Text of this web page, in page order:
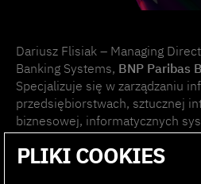
Dariusz Flisiak – Managing
Banking Systems, BNP Paribas
Specjalizuje się w zarządzaniu
przedsiębiorstwach, sztucznej
biznesowej, informatycznych
oraz zarządzaniu wynikami i
PLIKI COOKIES